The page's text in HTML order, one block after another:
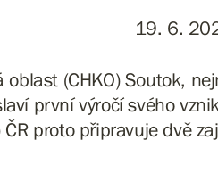
19. 6.
(CHKO) Soutok,
první výročí svého
ČR proto připravuje dvě